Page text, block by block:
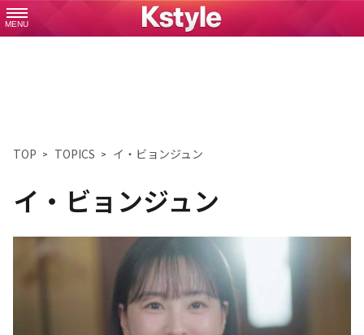
MENU
TOP TOPICS イ・ビョンジュン
イ・ビョンジュン